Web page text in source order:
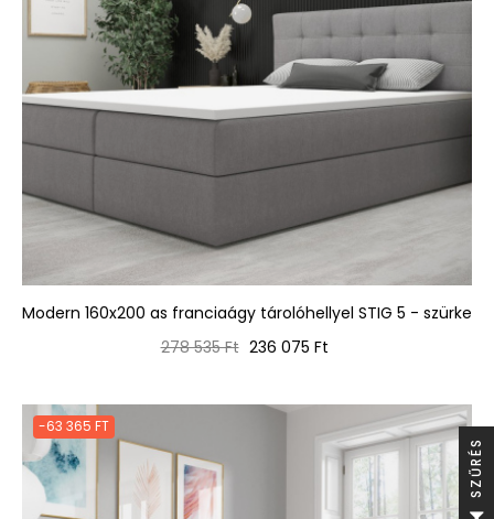
Modern 160x200 as franciaágy tárolóhellyel STIG 5 - szürke
Normál
278 535 Ft Ár
236 075 Ft
-63 365 FT
S